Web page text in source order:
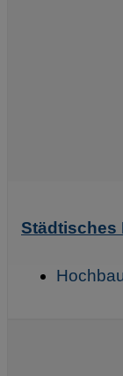
Städtisches